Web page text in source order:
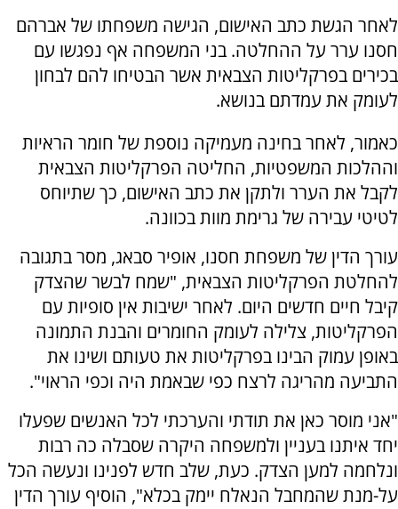
לאחר הגשת כתב האישום, הגישה משפחתו של אברהם
חסנו ערר על ההחלטה. בני המשפחה אף נפגשו עם
בכירים בפרקליטות הצבאית אשר הבטיחו להם לבחון
לעומק את עמדתם בנושא.
כאמור, לאחר בחינה מעמיקה נוספת של חומר הראיות
וההלכות המשפטיות, החליטה הפרקליטות הצבאית
לקבל את הערר ולתקן את כתב האישום, כך שתיוחס
לטיטי עבירה של גרימת מוות בכוונה.
עורך הדין של משפחת חסנו, אופיר סבאג, מסר בתגובה
להחלטת הפרקליטות הצבאית, "שמח לבשר שהצדק
קיבל חיים חדשים היום. לאחר ישיבות אין סופיות עם
הפרקליטות, צלילה לעומק החומרים והבנת התמונה
באופן עמוק הבינו בפרקליטות את טעותם ושינו את
התביעה מהריגה לרצח כפי שבאמת היה וכפי הראוי".
"אני מוסר כאן את תודתי והערכתי לכל האנשים שפעלו
יחד איתנו בעניין ולמשפחה היקרה שסבלה כה רבות
ונלחמה למען הצדק. כעת, שלב חדש לפנינו ונעשה הכל
על-מנת שהמחבל הנאלח יימק בכלא", הוסיף עורך הדין